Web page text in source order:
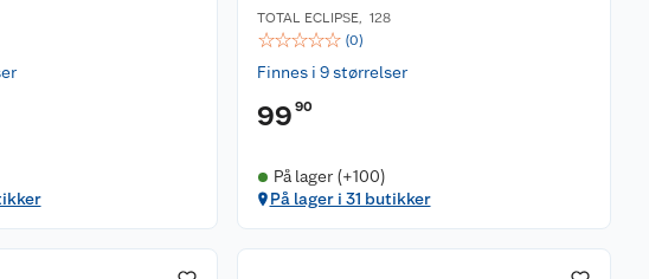
TOTAL ECLIPSE, 128
☆☆☆☆☆ (0)
Finnes i 9 størrelser
99 90
På lager (+100)
På lager i 31 butikker